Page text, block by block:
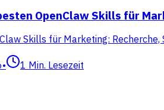
OpenClaw Skills für
Skills für Marketing:
• 1 Min. Lesezeit